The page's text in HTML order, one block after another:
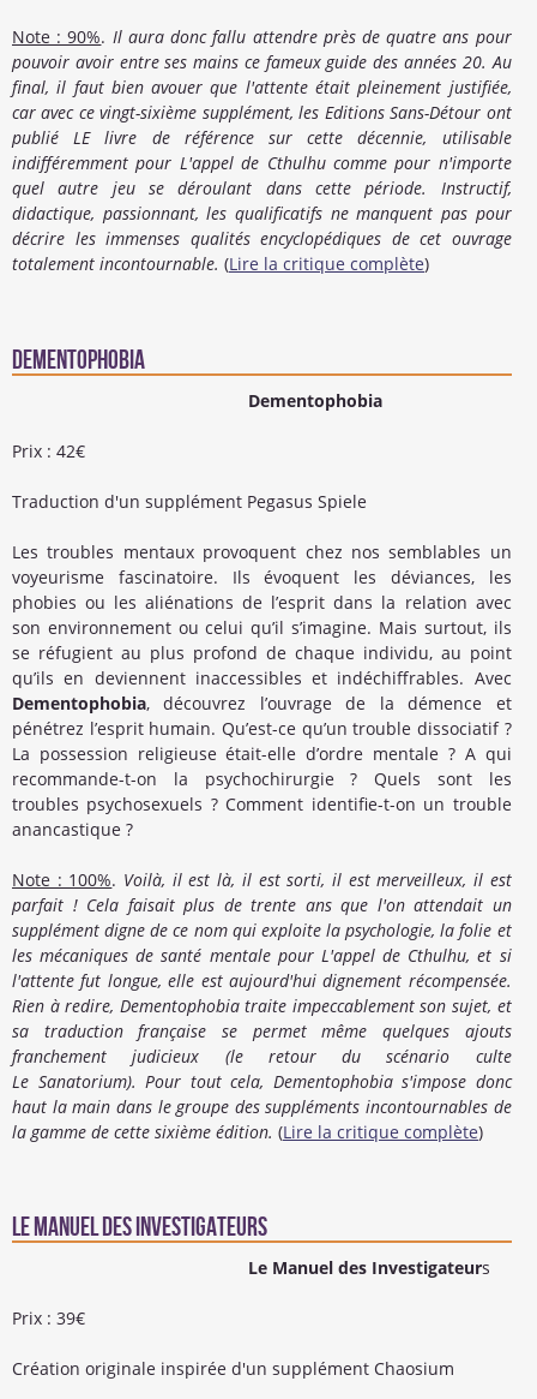
Note : 90%. Il aura donc fallu attendre près de quatre ans pour
pouvoir avoir entre ses mains ce fameux guide des années 20. Au
final, il faut bien avouer que l'attente était pleinement justifiée,
car avec ce vingt-sixième supplément, les Editions Sans-Détour ont
publié LE livre de référence sur cette décennie, utilisable
indifféremment pour L'appel de Cthulhu comme pour n'importe
quel autre jeu se déroulant dans cette période. Instructif,
didactique, passionnant, les qualificatifs ne manquent pas pour
décrire les immenses qualités encyclopédiques de cet ouvrage
totalement incontournable.​ (Lire la critique complète)
Dementophobia
Dementophobia
Prix : 42€
Traduction d'un supplément Pegasus Spiele
Les troubles mentaux provoquent chez nos semblables un
voyeurisme fascinatoire. Ils évoquent les déviances, les
phobies ou les aliénations de l’esprit dans la relation avec
son environnement ou celui qu’il s’imagine. Mais surtout, ils
se réfugient au plus profond de chaque individu, au point
qu’ils en deviennent inaccessibles et indéchiffrables. Avec
Dementophobia, découvrez l’ouvrage de la démence et
pénétrez l’esprit humain. Qu’est-ce qu’un trouble dissociatif ?
La possession religieuse était-elle d’ordre mentale ? A qui
recommande-t-on la psychochirurgie ? Quels sont les
troubles psychosexuels ? Comment identifie-t-on un trouble
anancastique ?
Note : 100%. Voilà, il est là, il est sorti, il est merveilleux, il est
parfait ! Cela faisait plus de trente ans que l'on attendait un
supplément digne de ce nom qui exploite la psychologie, la folie et
les mécaniques de santé mentale pour L'appel de Cthulhu, et si
l'attente fut longue, elle est aujourd'hui dignement récompensée.
Rien à redire, Dementophobia traite impeccablement son sujet, et
sa traduction française se permet même quelques ajouts
franchement judicieux (le retour du scénario culte
Le Sanatorium). Pour tout cela, Dementophobia s'impose donc
haut la main dans le groupe des suppléments incontournables de
la gamme de cette sixième édition. ​ (Lire la critique complète)
Le Manuel des Investigateurs
Le Manuel des Investigateurs
Prix : 39€
Création originale inspirée d'un supplément Chaosium